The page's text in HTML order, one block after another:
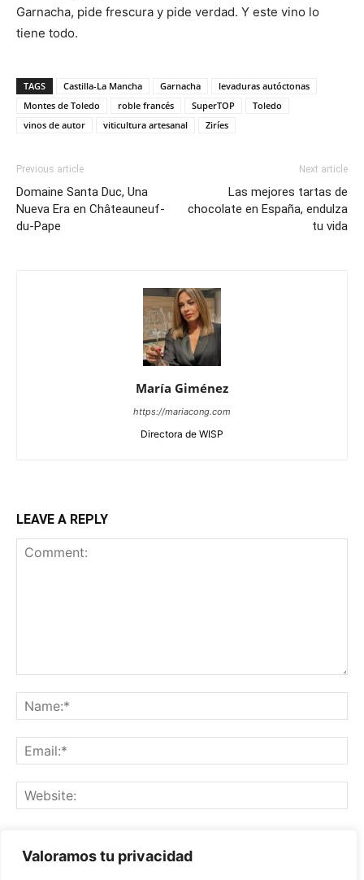
Valoramos tu privacidad
Garnacha, pide frescura y pide verdad. Y este vino lo
tiene todo.
TAGS Castilla-La Mancha Garnacha
levaduras autóctonas
Montes de Toledo
roble francés SuperTOP
Toledo
vinos de autor
viticultura artesanal Ziríes
Previous article
Domaine Santa Duc, Una
Nueva Era en Châteauneuf-
du-Pape
Next article
Las mejores tartas de
chocolate en España, endulza
tu vida
María Giménez
https://mariacong.com
Directora de WISP
LEAVE A REPLY
next time I comment.